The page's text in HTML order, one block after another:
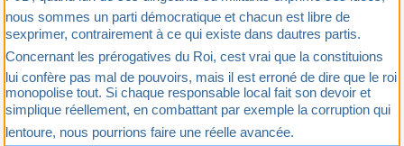
nous sommes un parti démocratique et chacun est libre de
sexprimer, contrairement à ce qui existe dans dautres partis.
Concernant les prérogatives du Roi, cest vrai que la constituions
lui confère pas mal de pouvoirs, mais il est erroné de dire que le roi
monopolise tout. Si chaque responsable local fait son devoir et
simplique réellement, en combattant par exemple la corruption qui
lentoure, nous pourrions faire une réelle avancée.